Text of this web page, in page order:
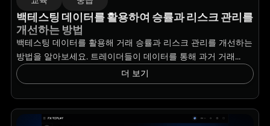
백테스팅 데이터를 활용하여 승률과 리스크 관리를
개선하는 방법
백테스팅 데이터를 활용해 거래 승률과 리스크 관리를 개선하는
방법을 알아보세요. 트레이더들이 데이터를 통해 과거 거래...
더 보기